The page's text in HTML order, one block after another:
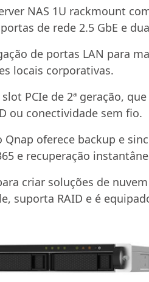
NAS 1U rackmount
de rede 2.5 GbE e
de portas LAN para
locais corporativas.
PCIe de 2ª geração,
ou conectividade sem fio.
oferece backup e
e recuperação
criar soluções de
suporta RAID e é